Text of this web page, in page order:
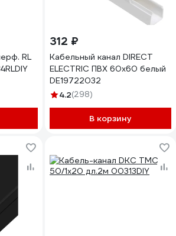
RL
312 ₽
Кабельный канал DIRECT
ELECTRIC ПВХ 60x60 белый
DE19722032
4.2(298)
В корзину